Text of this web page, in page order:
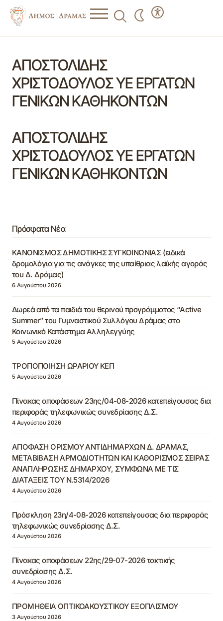
ΑΠΟΣΤΟΛΙΔΗΣ
ΧΡΙΣΤΟΔΟΥΛΟΣ ΥΕ ΕΡΓΑΤΩΝ
ΓΕΝΙΚΩΝ ΚΑΘΗΚΟΝΤΩΝ
ΑΠΟΣΤΟΛΙΔΗΣ
ΧΡΙΣΤΟΔΟΥΛΟΣ ΥΕ ΕΡΓΑΤΩΝ
ΓΕΝΙΚΩΝ ΚΑΘΗΚΟΝΤΩΝ
Πρόσφατα Νέα
ΚΑΝΟΝΙΣΜΟΣ ΔΗΜΟΤΙΚΗΣ ΣΥΓΚΟΙΝΩΝΙΑΣ (ειδικά
δρομολόγια για τις ανάγκες της υπαίθριας λαϊκής αγοράς
του Δ. Δράμας)
6 Αυγούστου 2026
Δωρεά από τα παιδιά του θερινού προγράμματος “Active
Summer” του Γυμναστικού Συλλόγου Δράμας στο
Κοινωνικό Κατάστημα Αλληλεγγύης
5 Αυγούστου 2026
ΤΡΟΠΟΠΟΙΗΣΗ ΩΡΑΡΙΟΥ ΚΕΠ
5 Αυγούστου 2026
Πίνακας αποφάσεων 23ης/04-08-2026 κατεπείγουσας δια
περιφοράς τηλεφωνικώς συνεδρίασης Δ.Σ.
4 Αυγούστου 2026
ΑΠΟΦΑΣΗ ΟΡΙΣΜΟΥ ΑΝΤΙΔΗΜΑΡΧΩΝ Δ. ΔΡΑΜΑΣ,
ΜΕΤΑΒΙΒΑΣΗ ΑΡΜΟΔΙΟΤΗΤΩΝ ΚΑΙ ΚΑΘΟΡΙΣΜΟΣ ΣΕΙΡΑΣ
ΑΝΑΠΛΗΡΩΣΗΣ ΔΗΜΑΡΧΟΥ, ΣΥΜΦΩΝΑ ΜΕ ΤΙΣ
ΔΙΑΤΑΞΕΙΣ ΤΟΥ Ν.5314/2026
4 Αυγούστου 2026
Πρόσκληση 23η/4-08-2026 κατεπείγουσας δια περιφοράς
τηλεφωνικώς συνεδρίασης Δ.Σ.
4 Αυγούστου 2026
Πίνακας αποφάσεων 22ης/29-07-2026 τακτικής
συνεδρίασης Δ.Σ.
4 Αυγούστου 2026
ΠΡΟΜΗΘΕΙΑ ΟΠΤΙΚΟΑΚΟΥΣΤΙΚΟΥ ΕΞΟΠΛΙΣΜΟΥ
3 Αυγούστου 2026